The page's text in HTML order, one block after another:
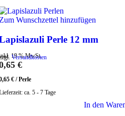
Wunschzettel hinzufügen
Perle 12 mm
19 % MwSt.
Versandkosten
€
€ /Perle
ca. 5 - 7 Tage
In den